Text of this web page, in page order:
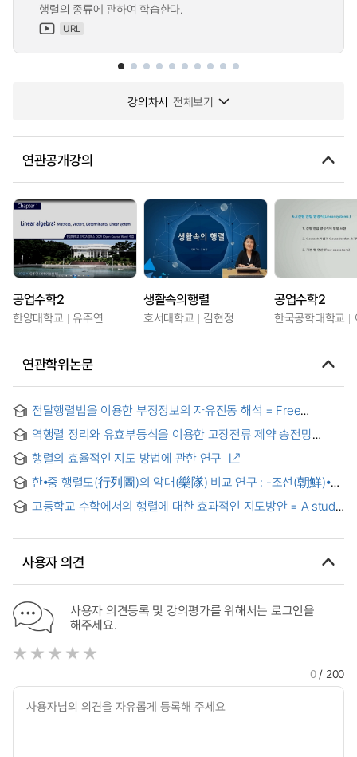
행렬의 종류에 관하여 학습한다.
URL
강의차시 전체보기
연관공개강의
공업수학2
한양대학교 유주연
생활속의행렬
호서대학교 김현정
공업수학2
한국공학대학교
연관학위논문
전달행렬법을 이용한 부정정보의 자유진동 해석 = Free
matrix method
역행렬 정리와 유효부등식을 이용한 고장전류 제약 송전망
Expansion Planning Considering the Fault Current
Constraint Using Matrix Inversion Lemma and Valid
Inequality
행렬의 효율적인 지도 방법에 관한 연구
한⦁중 행렬도(行列圖)의 악대(樂隊) 비교 연구 : -조선(朝鮮)⦁명
Bands of Korean and Chinese court parade : Centered on
고등학교 수학에서의 행렬에 대한 효과적인 지도방안 = A study
사용자 의견
사용자 의견등록 및 강의평가를 위해서는 로그인을
해주세요.
0/ 200